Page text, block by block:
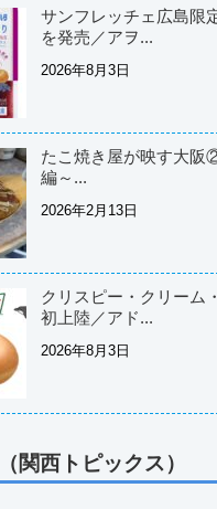
サンフレッチェ広島限
を発売／アヲ...
2026年8月3日
たこ焼き屋が映す大
編～...
2026年2月13日
クリスピー・クリーム
初上陸／アド...
2026年8月3日
関西トピックス）